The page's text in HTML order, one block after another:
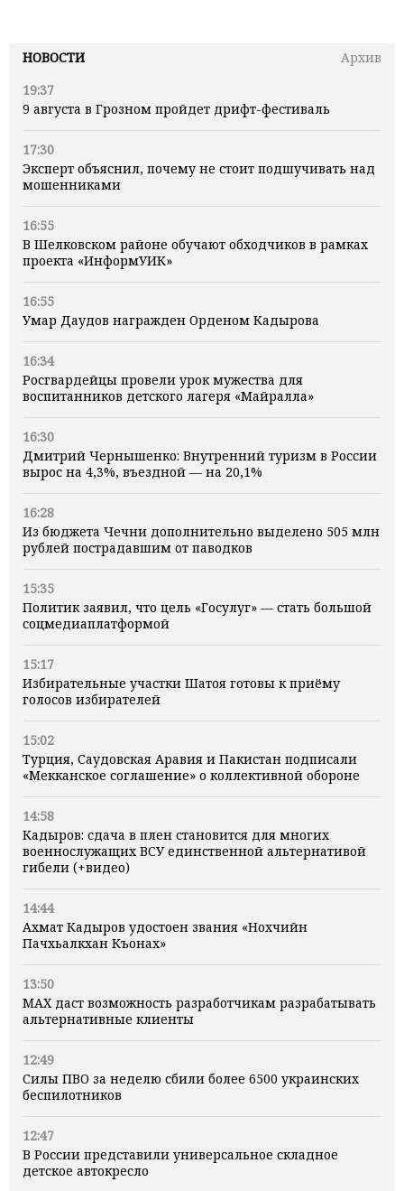
НОВОСТИ
Архив
19:37
9 августа в Грозном пройдет дрифт-фестиваль
17:30
Эксперт объяснил, почему не стоит подшучивать над
мошенниками
16:55
В Шелковском районе обучают обходчиков в рамках
проекта «ИнформУИК»
16:55
Умар Даудов награжден Орденом Кадырова
16:34
Росгвардейцы провели урок мужества для
воспитанников детского лагеря «Майралла»
16:30
Дмитрий Чернышенко: Внутренний туризм в России
вырос на 4,3%, въездной — на 20,1%
16:28
Из бюджета Чечни дополнительно выделено 505 млн
рублей пострадавшим от паводков
15:35
Политик заявил, что цель «Госулуг» — стать большой
соцмедиаплатформой
15:17
Избирательные участки Шатоя готовы к приёму
голосов избирателей
15:02
Турция, Саудовская Аравия и Пакистан подписали
«Мекканское соглашение» о коллективной обороне
14:58
Кадыров: сдача в плен становится для многих
военнослужащих ВСУ единственной альтернативой
гибели (+видео)
14:44
Ахмат Кадыров удостоен звания «Нохчийн
Пачхьалкхан Къонах»
13:50
MAX даст возможность разработчикам разрабатывать
альтернативные клиенты
12:49
Силы ПВО за неделю сбили более 6500 украинских
беспилотников
12:47
В России представили универсальное складное
детское автокресло